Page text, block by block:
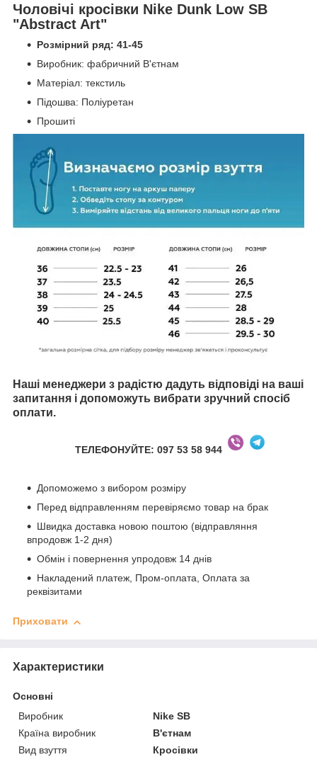
Чоловічі кросівки Nike Dunk Low SB
"Abstract Art"
Розмірний ряд: 41-45
Виробник: фабричний В'єтнам
Матеріал: текстиль
Підошва: Поліуретан
Прошиті
Наші менеджери з радістю дадуть відповіді на ваші
запитання і допоможуть вибрати зручний спосіб
оплати.
ТЕЛЕФОНУЙТЕ: 097 53 58 944
Допоможемо з вибором розміру
Перед відправленням перевіряємо товар на брак
Швидка доставка новою поштою (відправляння
впродовж 1-2 дня)
Обмін і повернення упродовж 14 днів
Накладений платеж, Пром-оплата, Оплата за
реквізитами
Приховати
Характеристики
Основні
Виробник
Nike SB
Країна виробник
В'єтнам
Вид взуття
Кросівки